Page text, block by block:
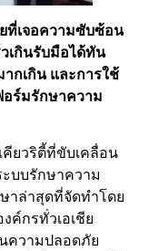
ที่เจอความซับซ้อน
เกินรับมือได้ทัน
กเกิน และการใช้
อร์มรักษาความ
คียวริตี้ที่ขับเคลื่อน
บบรักษาความ
าล่าสุดที่จัดทำโดย
งค์กรทั่วเอเชีย
ความปลอดภัย